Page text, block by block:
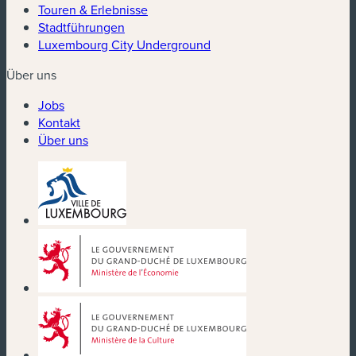
Touren & Erlebnisse
Stadtführungen
Luxembourg City Underground
Über uns
Jobs
Kontakt
Über uns